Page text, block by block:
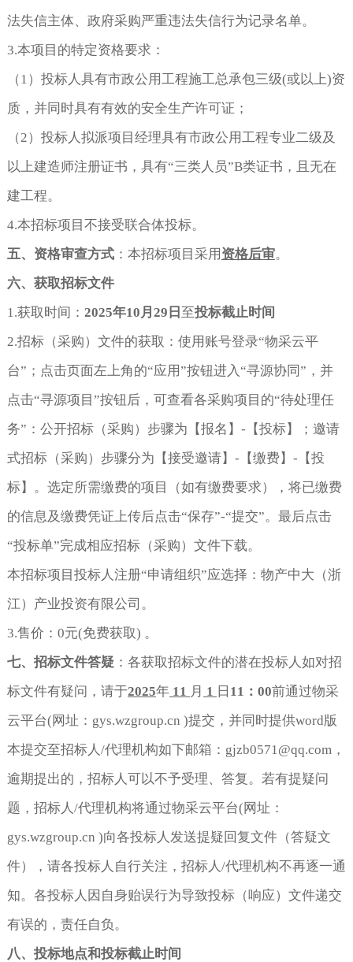
法失信主体、政府采购严重违法失信行为记录名单。
3.本项目的特定资格要求：
（1）投标人具有市政公用工程施工总承包三级(或以上)资
质，并同时具有有效的安全生产许可证；
（2）投标人拟派项目经理具有市政公用工程专业二级及
以上建造师注册证书，具有“三类人员”B类证书，且无在
建工程。
4.本招标项目不接受联合体投标。
五、资格审查方式：本招标项目采用 资格后审。
六、获取招标文件
1.获取时间： 2025年10 月 29 日 至投标截止时间
2.招标（采购）文件的获取：使用账号登录“物采云平
台”；点击页面左上角的“应用”按钮进入“寻源协同”，并
点击“寻源项目”按钮后，可查看各采购项目的“待处理任
务”：公开招标（采购）步骤为【报名】-【投标】；邀请
式招标（采购）步骤分为【接受邀请】-【缴费】-【投
标】。选定所需缴费的项目（如有缴费要求），将已缴费
的信息及缴费凭证上传后点击“保存”-“提交”。最后点击
“投标单”完成相应招标（采购）文件下载。
本招标项目投标人注册“申请组织”应选择：物产中大（浙
江）产业投资有限公司。
3.售价：0元(免费获取) 。
七、招标文件答疑 ：各获取招标文件的潜在投标人如对招
标文件有疑问，请于2025年 11 月 1 日 11 ： 00前通过物采
云平台(网址：gys.wzgroup.cn )提交，并同时提供word版
本提交至招标人/代理机构如下邮箱：gjzb0571@qq.com，
逾期提出的，招标人可以不予受理、答复。若有提疑问
题，招标人/代理机构将通过物采云平台(网址：
gys.wzgroup.cn )向各投标人发送提疑回复文件（答疑文
件），请各投标人自行关注，招标人/代理机构不再逐一通
知。各投标人因自身贻误行为导致投标（响应）文件递交
有误的，责任自负。
八、投标地点和投标截止时间